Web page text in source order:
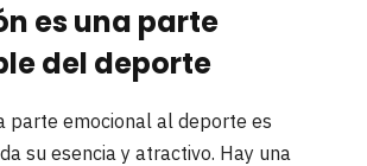
es una parte
del deporte
parte emocional al deporte es
su esencia y atractivo. Hay una